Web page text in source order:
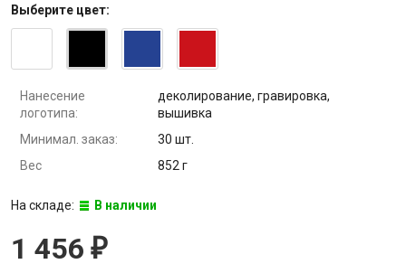
Выберите цвет:
Нанесение
логотипа:
деколирование, гравировка,
вышивка
Минимал. заказ:
30 шт.
Вес
852 г
На складе: В наличии
1 456 ₽